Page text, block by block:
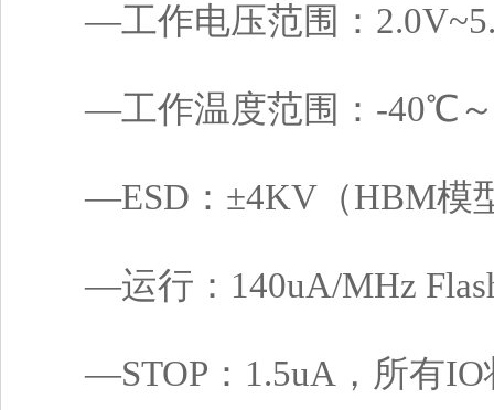
―工作电压范围：
―工作温度范围：-40℃
―ESD：±4KV（HBM模
―运行：140uA/MHz
―STOP：1.5uA，所有IO